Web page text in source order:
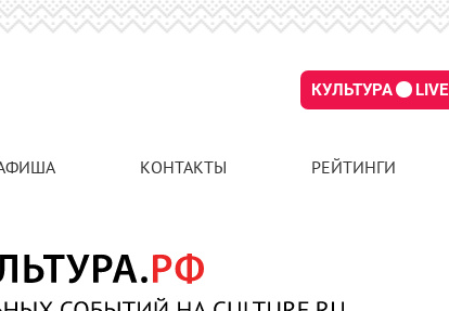
КУЛЬТУРА LIVE
КОНТАКТЫ РЕЙТИНГИ